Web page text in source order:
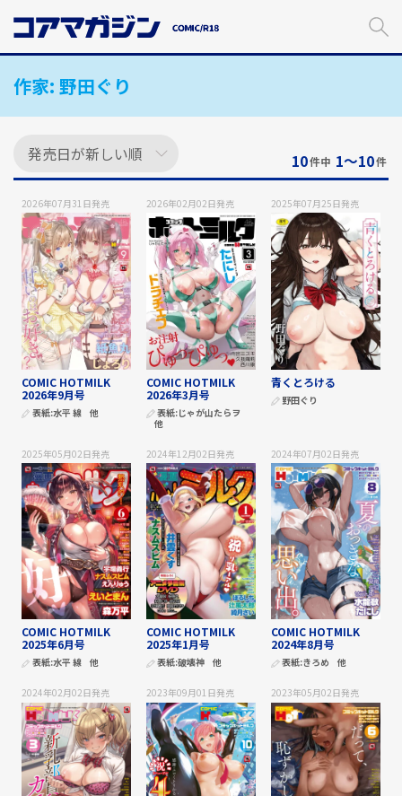
ン
作家: 野田ぐり
10件中 1〜10件
2026年07月31日発売
COMIC HOTMILK
2026年9月号
表紙:水平 線 他
2026年02月02日発売
COMIC HOTMILK
2026年3月号
表紙:じゃが山たらヲ
他
2025年07月25日発売
青くとろける
野田ぐり
2025年05月02日発売
COMIC HOTMILK
2025年6月号
表紙:水平 線 他
2024年12月02日発売
COMIC HOTMILK
2025年1月号
表紙:破壊神 他
2024年07月02日発売
COMIC HOTMILK
2024年8月号
表紙:きろめ 他
2024年02月02日発売 2023年09月01日発売 2023年05月02日発売